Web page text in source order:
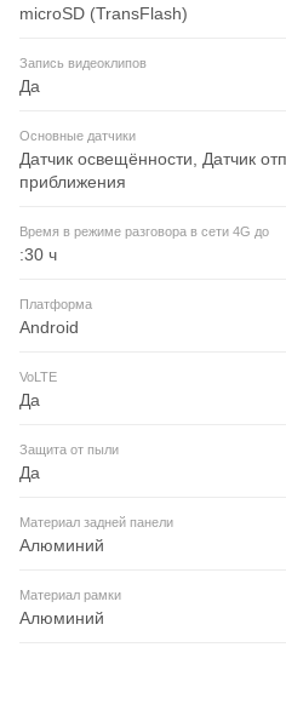
microSD (TransFlash)
Запись видеоклипов
Да
Основные датчики
Датчик освещённости, Датчик
приближения
Время в режиме разговора в сети 4G до
:30 ч
Платформа
Android
VoLTE
Да
Защита от пыли
Да
Материал задней панели
Алюминий
Материал рамки
Алюминий